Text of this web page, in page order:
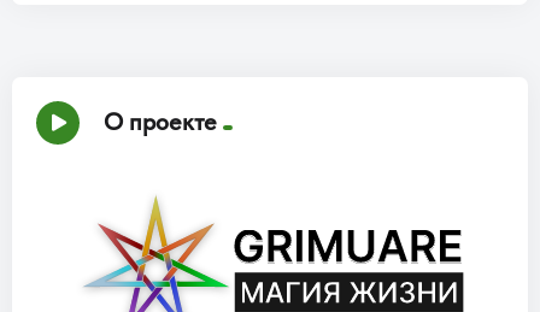
О проекте